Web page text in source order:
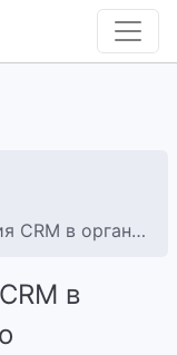
в организацию
в